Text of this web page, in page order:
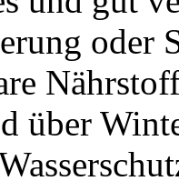
oder
über